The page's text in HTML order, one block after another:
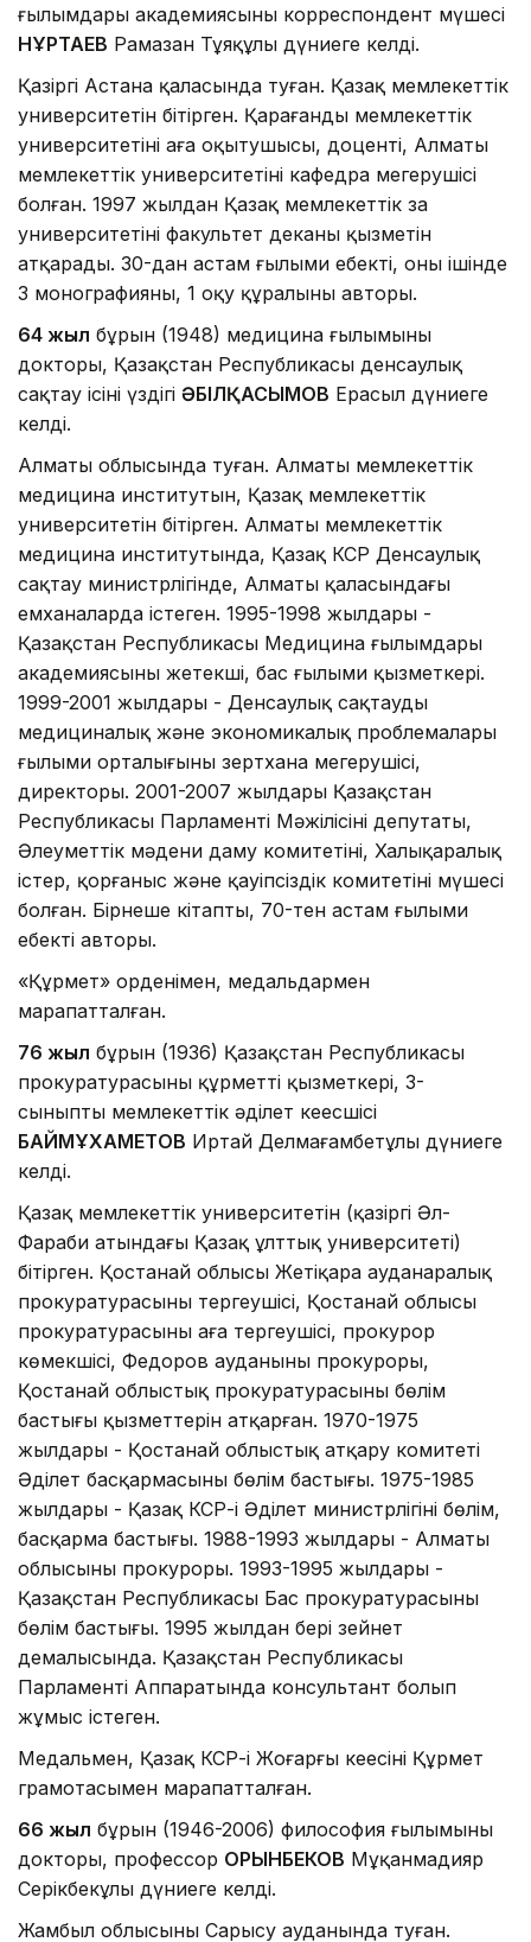
ғылымдары академиясының корреспондент мүшесі
НҰРТАЕВ Рамазан Тұяқұлы дүниеге келді.
Қазіргі Астана қаласында туған. Қазақ мемлекеттік
университетін бітірген. Қарағанды мемлекеттік
университетінің аға оқытушысы, доценті, Алматы
мемлекеттік университетінің кафедра меңгерушісі
болған. 1997 жылдан Қазақ мемлекеттік заң
университетінің факультет деканы қызметін
атқарады. 30-дан астам ғылыми еңбектің, оның ішінде
3 монографияның, 1 оқу құралының авторы.
64 жыл бұрын (1948) медицина ғылымының
докторы, Қазақстан Республикасы денсаулық
сақтау ісінің үздігі ӘБІЛҚАСЫМОВ Ерасыл дүниеге
келді.
Алматы облысында туған. Алматы мемлекеттік
медицина институтын, Қазақ мемлекеттік
университетін бітірген. Алматы мемлекеттік
медицина институтында, Қазақ КСР Денсаулық
сақтау министрлігінде, Алматы қаласындағы
емханаларда істеген. 1995-1998 жылдары -
Қазақстан Республикасы Медицина ғылымдары
академиясының жетекші, бас ғылыми қызметкері.
1999-2001 жылдары - Денсаулық сақтаудың
медициналық және экономикалық проблемалары
ғылыми орталығының зертхана меңгерушісі,
директоры. 2001-2007 жылдары Қазақстан
Республикасы Парламенті Мәжілісінің депутаты,
Әлеуметтік мәдени даму комитетінің, Халықаралық
істер, қорғаныс және қауіпсіздік комитетінің мүшесі
болған. Бірнеше кітаптың, 70-тен астам ғылыми
еңбектің авторы.
«Құрмет» орденімен, медальдармен
марапатталған.
76 жыл бұрын (1936) Қазақстан Республикасы
прокуратурасының құрметті қызметкері, 3-
сыныпты мемлекеттік әділет кеңесшісі
БАЙМҰХАМЕТОВ Иртай Делмағамбетұлы дүниеге
келді.
Қазақ мемлекеттік университетін (қазіргі Әл-
Фараби атындағы Қазақ ұлттық университеті)
бітірген. Қостанай облысы Жетіқара ауданаралық
прокуратурасының тергеушісі, Қостанай облысы
прокуратурасының аға тергеушісі, прокурор
көмекшісі, Федоров ауданының прокуроры,
Қостанай облыстық прокуратурасының бөлім
бастығы қызметтерін атқарған. 1970-1975
жылдары - Қостанай облыстық атқару комитеті
Әділет басқармасының бөлім бастығы. 1975-1985
жылдары - Қазақ КСР-і Әділет министрлігінің бөлім,
басқарма бастығы. 1988-1993 жылдары - Алматы
облысының прокуроры. 1993-1995 жылдары -
Қазақстан Республикасы Бас прокуратурасының
бөлім бастығы. 1995 жылдан бері зейнет
демалысында. Қазақстан Республикасы
Парламенті Аппаратында консультант болып
жұмыс істеген.
Медальмен, Қазақ КСР-і Жоғарғы кеңесінің Құрмет
грамотасымен марапатталған.
66 жыл бұрын (1946-2006) философия ғылымының
докторы, профессор ОРЫНБЕКОВ Мұқанмадияр
Серікбекұлы дүниеге келді.
Жамбыл облысының Сарысу ауданында туған.